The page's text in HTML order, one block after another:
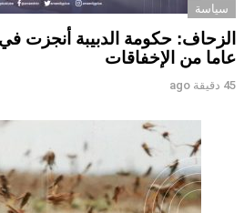
سياسة
عاما من الإخفاقات
45 دقيقة ago